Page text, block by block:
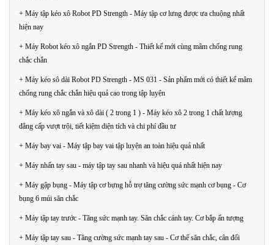
+ Máy tập kéo xô Robot PD Strength - Máy tập cơ lưng được ưa chuộng nhất
hiện nay
+ Máy Robot kéo xô ngắn PD Strength - Thiết kế mới cùng mâm chống rung
chắc chắn
+ Máy kéo sô dài Robot PD Strength - MS 031 - Sản phẩm mới có thiết kế mâm
chống rung chắc chắn hiệu quả cao trong tập luyện
+ Máy kéo xô ngắn và xô dài ( 2 trong 1 ) - Máy kéo xô 2 trong 1 chất lượng
đẳng cấp vượt trội, tiết kiệm diện tích và chi phí đầu tư
+ Máy bay vai - Máy tập bay vai tập luyện an toàn hiệu quả nhất
+ Máy nhấn tay sau - máy tập tay sau nhanh và hiệu quá nhất hiện nay
+ Máy gập bụng - Máy tập cơ bựng hỗ trợ tăng cường sức mạnh cơ bụng - Cơ
bụng 6 múi săn chắc
+ Máy tập tay trước - Tăng sức mạnh tay. Săn chắc cánh tay. Cơ bắp ấn tượng
+ Máy tập tay sau - Tăng cường sức mạnh tay sau - Cơ thể săn chắc, cân đối